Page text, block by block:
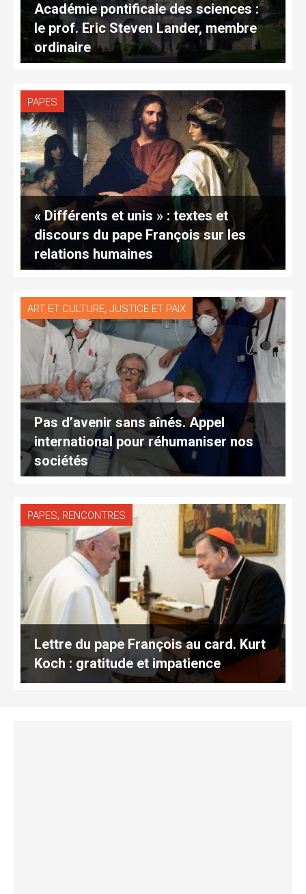
Académie pontificale des sciences :
le prof. Eric Steven Lander, membre
ordinaire
PAPES
« Différents et unis » : textes et
discours du pape François sur les
relations humaines
ART ET CULTURE, JUSTICE ET PAIX
Pas d’avenir sans aînés. Appel
international pour réhumaniser nos
sociétés
PAPES, RENCONTRES
Lettre du pape François au card. Kurt
Koch : gratitude et impatience